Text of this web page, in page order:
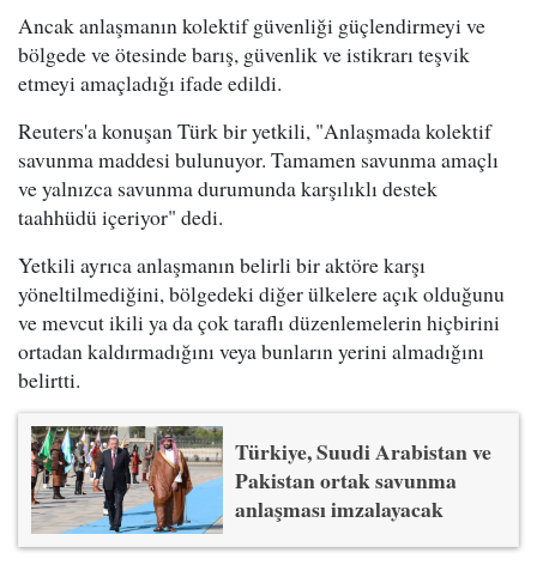
Ancak anlaşmanın kolektif güvenliği güçlendirmeyi ve
bölgede ve ötesinde barış, güvenlik ve istikrarı teşvik
etmeyi amaçladığı ifade edildi.
Reuters'a konuşan Türk bir yetkili, "Anlaşmada kolektif
savunma maddesi bulunuyor. Tamamen savunma amaçlı
ve yalnızca savunma durumunda karşılıklı destek
taahhüdü içeriyor" dedi.
Yetkili ayrıca anlaşmanın belirli bir aktöre karşı
yöneltilmediğini, bölgedeki diğer ülkelere açık olduğunu
ve mevcut ikili ya da çok taraflı düzenlemelerin hiçbirini
ortadan kaldırmadığını veya bunların yerini almadığını
belirtti.
Türkiye, Suudi Arabistan ve
Pakistan ortak savunma
anlaşması imzalayacak